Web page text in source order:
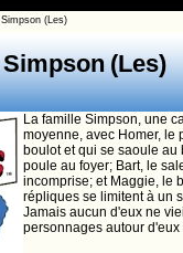
Simpson (Les)
Simpson (Les)
La famille Simpson, une
moyenne, avec Homer, le
boulot et qui se saoule au
poule au foyer; Bart, le
incomprise; et Maggie, le
répliques se limitent à un
Jamais aucun d'eux ne
personnages autour